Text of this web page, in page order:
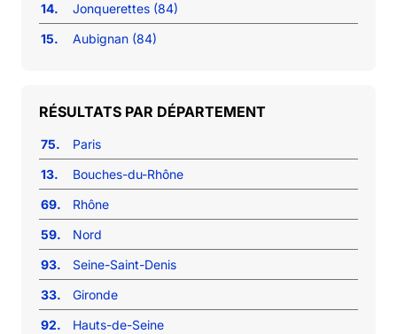
14.
Jonquerettes (84)
15.
Aubignan (84)
RÉSULTATS PAR DÉPARTEMENT
75.
Paris
13.
Bouches-du-Rhône
69.
Rhône
59.
Nord
93.
Seine-Saint-Denis
33.
Gironde
92.
Hauts-de-Seine